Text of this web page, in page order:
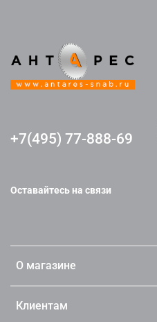
О магазине
Клиентам
+7(495) 77-888-69
Оставайтесь на связи